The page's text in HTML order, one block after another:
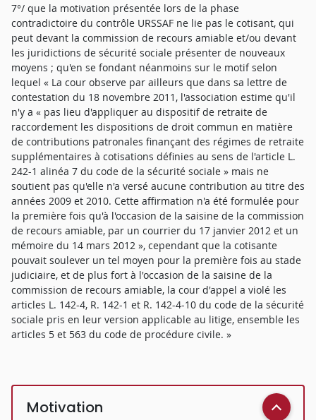
7°/ que la motivation présentée lors de la phase
contradictoire du contrôle URSSAF ne lie pas le cotisant, qui
peut devant la commission de recours amiable et/ou devant
les juridictions de sécurité sociale présenter de nouveaux
moyens ; qu'en se fondant néanmoins sur le motif selon
lequel « La cour observe par ailleurs que dans sa lettre de
contestation du 18 novembre 2011, l'association estime qu'il
n'y a « pas lieu d'appliquer au dispositif de retraite de
raccordement les dispositions de droit commun en matière
de contributions patronales finançant des régimes de retraite
supplémentaires à cotisations définies au sens de l'article L.
242-1 alinéa 7 du code de la sécurité sociale » mais ne
soutient pas qu'elle n'a versé aucune contribution au titre des
années 2009 et 2010. Cette affirmation n'a été formulée pour
la première fois qu'à l'occasion de la saisine de la commission
de recours amiable, par un courrier du 17 janvier 2012 et un
mémoire du 14 mars 2012 », cependant que la cotisante
pouvait soulever un tel moyen pour la première fois au stade
judiciaire, et de plus fort à l'occasion de la saisine de la
commission de recours amiable, la cour d'appel a violé les
articles L. 142-4, R. 142-1 et R. 142-4-10 du code de la sécurité
sociale pris en leur version applicable au litige, ensemble les
articles 5 et 563 du code de procédure civile. »
Motivation